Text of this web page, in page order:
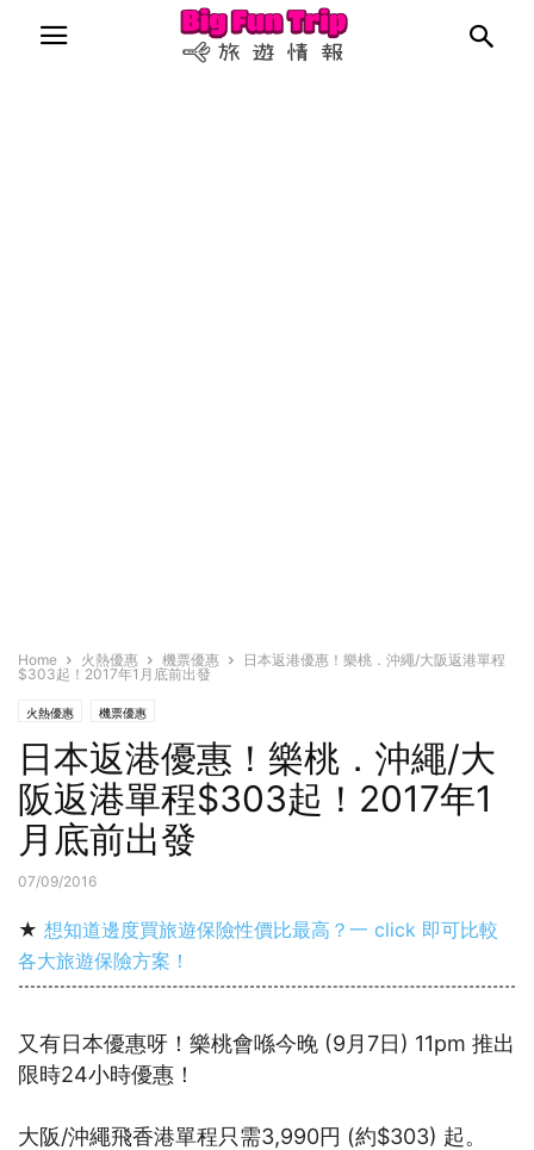
Home 火熱優惠 機票優惠
日本返港優惠！樂桃．沖繩/大阪返港單程
$303起！2017年1月底前出發
火熱優惠 機票優惠
日本返港優惠！樂桃．沖繩/大
阪返港單程$303起！2017年1
月底前出發
07/09/2016
★ 想知道邊度買旅遊保險性價比最高？一 click 即可比較
各大旅遊保險方案！
又有日本優惠呀！樂桃會喺今晚 (9月7日) 11pm 推出
限時24小時優惠！
大阪/沖繩飛香港單程只需3,990円 (約$303) 起。